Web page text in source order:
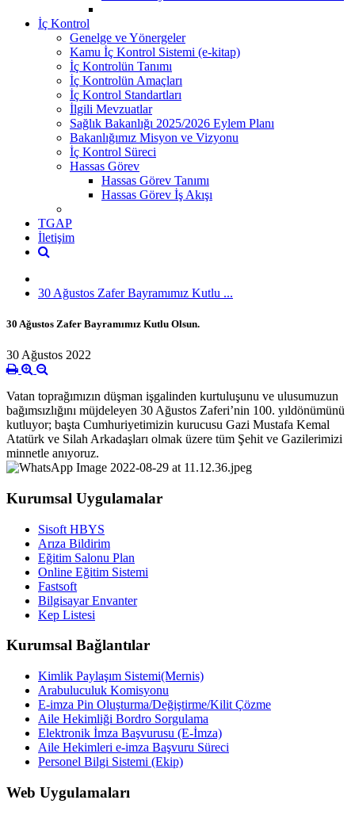
İç Kontrol
Genelge ve Yönergeler
Kamu İç Kontrol Sistemi (e-kitap)
İç Kontrolün Tanımı
İç Kontrolün Amaçları
İç Kontrol Standartları
İlgili Mevzuatlar
Sağlık Bakanlığı 2025/2026 Eylem Planı
Bakanlığımız Misyon ve Vizyonu
İç Kontrol Süreci
Hassas Görev
Hassas Görev Tanımı
Hassas Görev İş Akışı
TGAP
İletişim
30 Ağustos Zafer Bayramımız Kutlu ...
30 Ağustos Zafer Bayramımız Kutlu Olsun.
30 Ağustos 2022
Vatan toprağımızın düşman işgalinden kurtuluşunu ve ulusumuzun
bağımsızlığını müjdeleyen 30 Ağustos Zaferi’nin 100. yıldönümünü
kutluyor; başta Cumhuriyetimizin kurucusu Gazi Mustafa Kemal
Atatürk ve Silah Arkadaşları olmak üzere tüm Şehit ve Gazilerimizi
minnetle anıyoruz.
Kurumsal Uygulamalar
Sisoft HBYS
Arıza Bildirim
Eğitim Salonu Plan
Online Eğitim Sistemi
Fastsoft
Bilgisayar Envanter
Kep Listesi
Kurumsal Bağlantılar
Kimlik Paylaşım Sistemi(Mernis)
Arabuluculuk Komisyonu
E-imza Pin Oluşturma/Değiştirme/Kilit Çözme
Aile Hekimliği Bordro Sorgulama
Elektronik İmza Başvurusu (E-İmza)
Aile Hekimleri e-imza Başvuru Süreci
Personel Bilgi Sistemi (Ekip)
Web Uygulamaları